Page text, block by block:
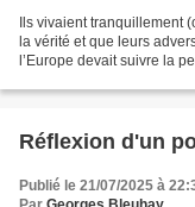
Ils vivaient tranquillement
la vérité et que leurs
l’Europe devait suivre la
Réflexion d'un
Publié le 21/07/2025 à